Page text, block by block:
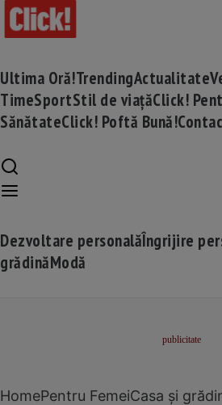
Ultima Oră!TrendingActualitate
TimeSportStil de viațăClick!
SănătateClick! Poftă Bună!
Dezvoltare personalăÎngrijire
grădinăModă
HomePentru FemeiCasa și